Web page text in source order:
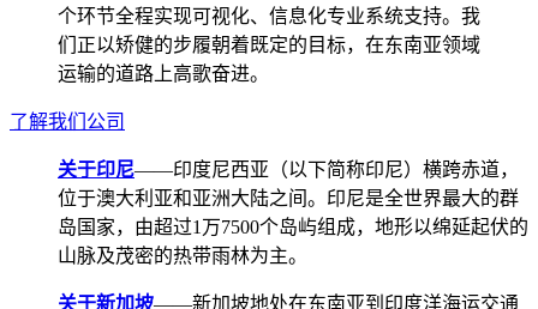
个环节全程实现可视化、信息化专业系统支持。我
们正以矫健的步履朝着既定的目标，在东南亚领域
运输的道路上高歌奋进。
了解我们公司
关于印尼——印度尼西亚（以下简称印尼）横跨赤道，
位于澳大利亚和亚洲大陆之间。印尼是全世界最大的群
岛国家，由超过1万7500个岛屿组成，地形以绵延起伏的
山脉及茂密的热带雨林为主。
关于新加坡——新加坡地处在东南亚到印度洋海运交通